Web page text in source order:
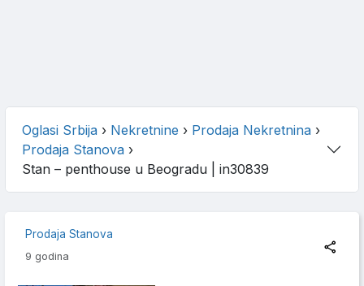
Oglasi Srbija › Nekretnine › Prodaja Nekretnina ›
Prodaja Stanova ›
Stan – penthouse u Beogradu | in30839
Prodaja Stanova
9 godina